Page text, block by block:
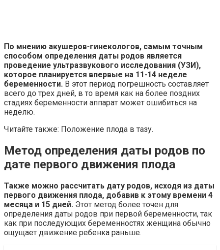
По мнению акушеров-гинекологов, самым точным
способом определения даты родов является
проведение ультразвукового исследования (УЗИ),
которое планируется впервые на 11-14 неделе
беременности. В этот период погрешность составляет
всего до трех дней, в то время как на более поздних
стадиях беременности аппарат может ошибиться на
неделю.
Читайте также: Положение плода в тазу.
Метод определения даты родов по
дате первого движения плода
Также можно рассчитать дату родов, исходя из даты
первого движения плода, добавив к этому времени 4
месяца и 15 дней. Этот метод более точен для
определения даты родов при первой беременности, так
как при последующих беременностях женщина обычно
ощущает движение ребенка раньше.